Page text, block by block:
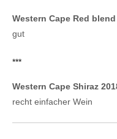
Western Cape Red blend
gut
***
Western Cape Shiraz
recht einfacher Wein